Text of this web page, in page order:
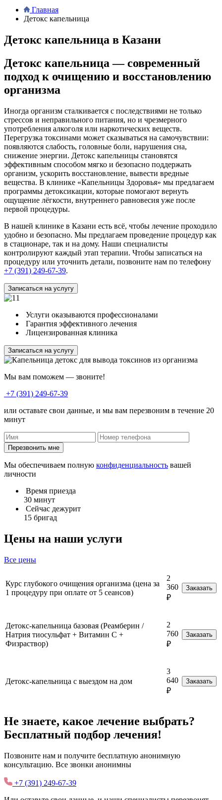
Главная
Детокс капельница
Детокс капельница в Казани
Детокс капельница — современный
подход к очищению и восстановлению
организма
Иногда организм сталкивается с последствиями не только
стрессов и неправильного питания, но и чрезмерного
употребления алкоголя или наркотических веществ.
Перегрузка токсинами может сказываться на самочувствии:
появляются слабость, головные боли, нарушения сна,
снижение энергии. Детокс капельницы становятся
эффективным способом мягко и безопасно поддержать
организм, ускорить восстановление, вывести вредные
вещества. В клинике «Капельницы Здоровья» мы предлагаем
программы детоксикации, которые помогают вернуть
ощущение лёгкости, внутреннего равновесия уже после
первой процедуры.
В нашей клинике в Казани есть всё, чтобы лечение проходило
удобно и безопасно. Мы предлагаем проведение процедур как
в стационаре, так и на дому. Наши специалисты
контролируют каждый этап терапии. Чтобы записаться на
процедуру или уточнить детали, позвоните нам по телефону
+7 (391) 249-67-39.
Записаться на услугу
Услуги оказываются профессионалами
Гарантия эффективного лечения
Лицензированная клиника
Записаться на услугу
Мы вам поможем — звоните!
+7 (391) 249-67-39
или оставьте свои данные, и мы вам перезвоним в течение 20
минут
Перезвонить мне
Мы обеспечиваем полную конфиденциальность вашей
личности
Время приезда
30 минут
Сейчас дежурит
15 бригад
Цены на наши услуги
Все цены
Курс глубокого очищения организма (цена за
1 процедуру при оплате от 5 сеансов)
2
360
₽
Заказать
Детокс-капельница базовая (Реамберин /
Натрия тиосульфат + Витамин C +
Физраствор)
2
760
₽
Заказать
Детокс-капельница с выездом на дом
3
640
₽
Заказать
Не знаете, какое лечение выбрать?
Бесплатный подбор лечения!
Позвоните нам и получите бесплатную анонимную
консультацию. Все звонки анонимны
+7 (391) 249-67-39